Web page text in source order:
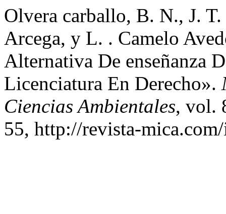
Olvera carballo, B. N., J.
Arcega, y L. . Camelo
Alternativa De enseñanza
Licenciatura En Derecho».
Ciencias Ambientales, vol.
55, http://revista-